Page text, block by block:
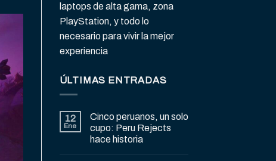
laptops de alta gama, zona
PlayStation, y todo lo
necesario para vivir la mejor
experiencia
ÚLTIMAS ENTRADAS
12
Ene
Cinco peruanos, un solo
cupo: Peru Rejects
hace historia